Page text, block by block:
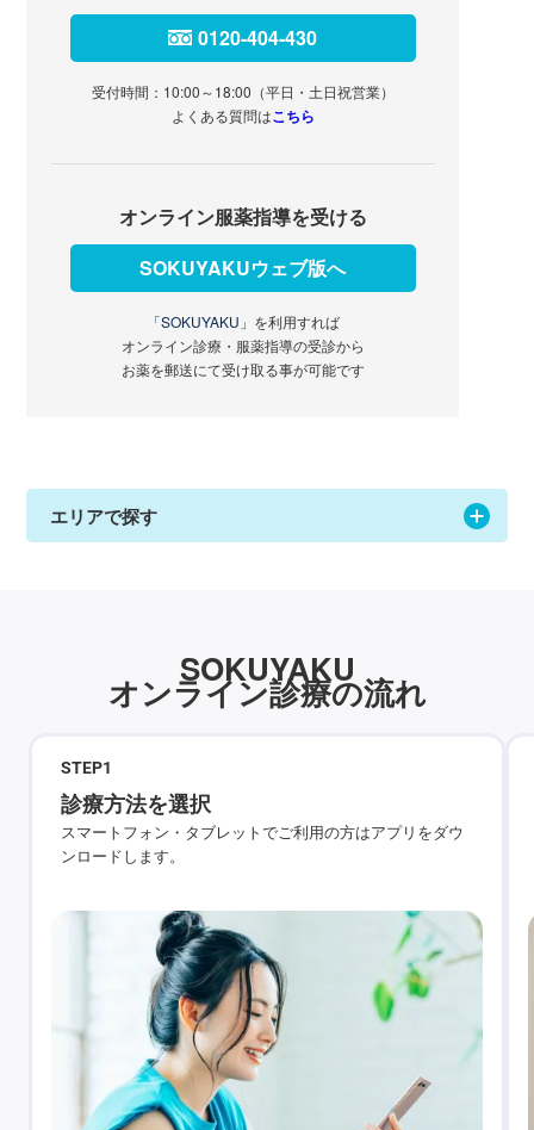
0120-404-430
受付時間：10:00～18:00（平日・土日祝営業）
よくある質問はこちら
オンライン服薬指導を受ける
SOKUYAKUウェブ版へ
「SOKUYAKU」 を利用すれば
オンライン診療・服薬指導の受診から
お薬を郵送にて受け取る事が可能です
エリアで探す
SOKUYAKU
オンライン診療の流れ
STEP1
診療方法を選択
スマートフォン・タブレットでご利用の方はアプリをダウ
ンロードします。